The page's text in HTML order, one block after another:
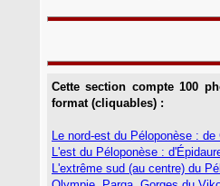
Cette section compte 100
format (cliquables) :
Le nord-est du Péloponèse : de
L'est du Péloponèse :
L'extrême sud (au centre) du